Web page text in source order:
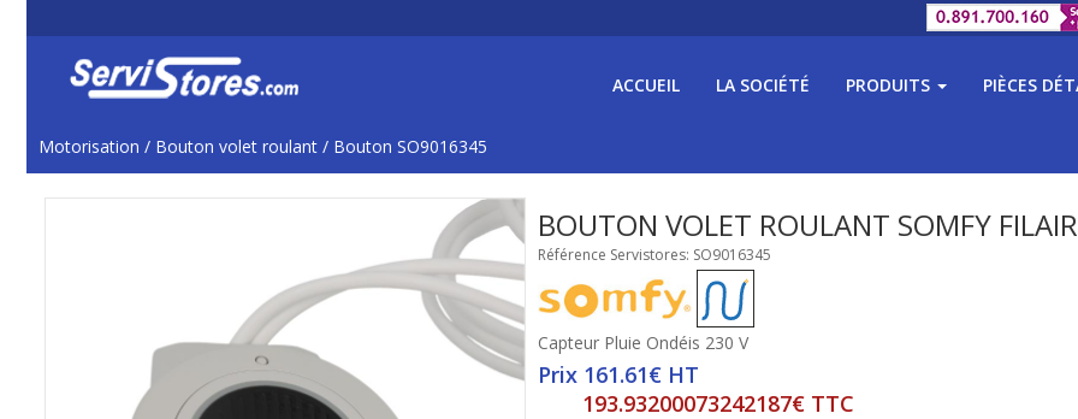
ACCUEIL LA SOCIÉTÉ PRODUITS PIÈCES
Motorisation / Bouton volet roulant / Bouton SO9016345
BOUTON VOLET ROULANT SOMFY
Référence Servistores: SO9016345
Capteur Pluie Ondéis 230 V
Prix 161.61€ HT
193.93200073242187€ TTC